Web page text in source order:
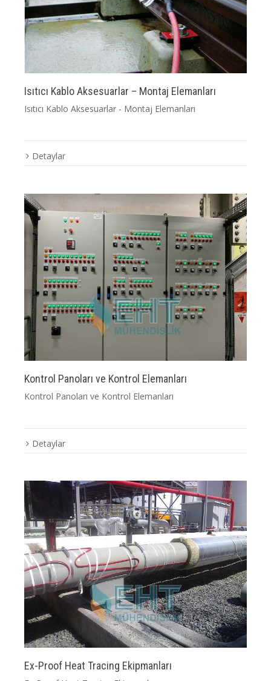
Isıtıcı Kablo Aksesuarlar – Montaj Elemanları
Isıtıcı Kablo Aksesuarlar - Montaj Elemanları
Detaylar
Kontrol Panoları ve Kontrol Elemanları
Kontrol Panoları ve Kontrol Elemanları
Detaylar
Ex-Proof Heat Tracing Ekipmanları